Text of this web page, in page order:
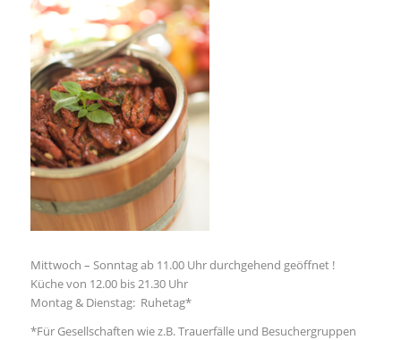
Mittwoch – Sonntag ab 11.00 Uhr durchgehend geöffnet !
Küche von 12.00 bis 21.30 Uhr
Montag & Dienstag: Ruhetag*
*Für Gesellschaften wie z.B. Trauerfälle und Besuchergruppen